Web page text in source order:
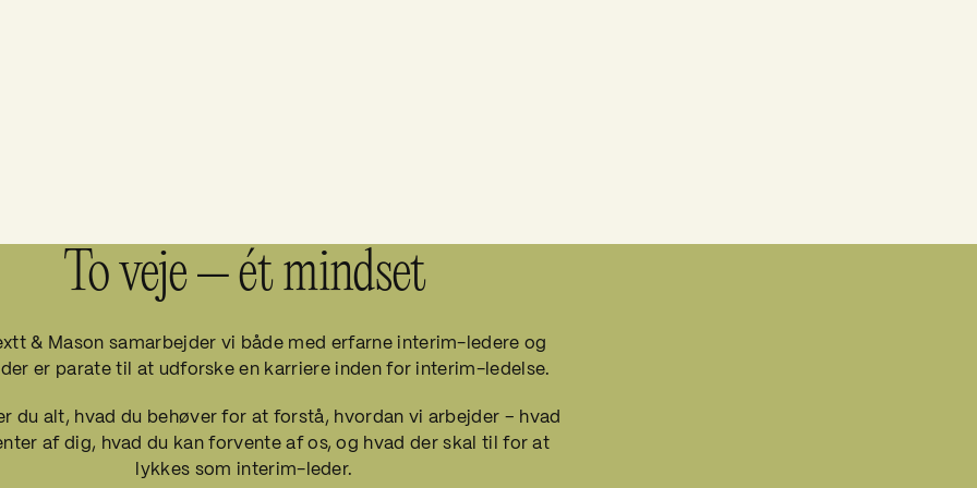
To veje – ét mindset
& Mason samarbejder vi både med erfarne interim-ledere og
der er parate til at udforske en karriere inden for interim-ledelse.
du alt, hvad du behøver for at forstå, hvordan vi arbejder – hvad
af dig, hvad du kan forvente af os, og hvad der skal til for at
lykkes som interim-leder.